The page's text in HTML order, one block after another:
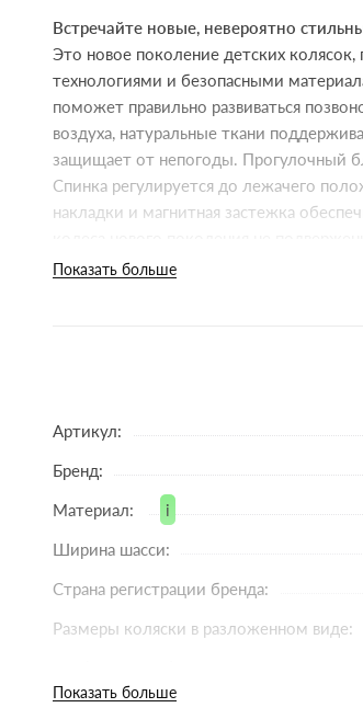
Встречайте новые, невероятно
Это новое поколение детских
технологиями и безопасными
поможет правильно развиваться
воздуха, натуральные ткани
защищает от непогоды. Прогулочный
Спинка регулируется до лежачего
накладки и магнитная застежка
Этот материал прочный, легкий
Бамбуковая ткань –
гипоаллергенное, приятное к
Матрас Sorona – наполнитель из
абсолютно безопасен.
неровности.
Показать больше
Артикул:
Бренд:
Материал:
i
Ширина шасси:
Страна регистрации бренда:
Размеры коляски в разложенном виде:
Вес с прогулочным блоком:
Показать больше